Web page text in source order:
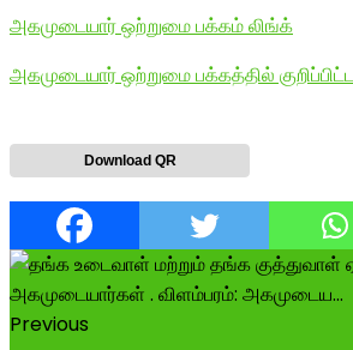
அகமுடையார் ஒற்றுமை பக்கம் லிங்க்
அகமுடையார் ஒற்றுமை பக்கத்தில்
Download QR
Previous